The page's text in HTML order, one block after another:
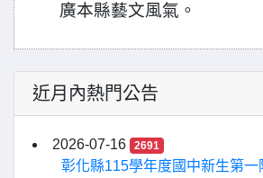
廣本縣藝文風氣。
近月內熱門公告
2026-07-16 2691
彰化縣115學年度國中新生第